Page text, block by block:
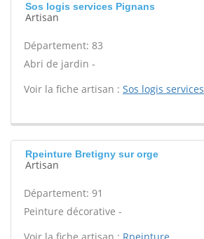
Sos logis services Pignans
Artisan
Département: 83
Abri de jardin -
Voir la fiche artisan : Sos logis services
Rpeinture Bretigny sur orge
Artisan
Département: 91
Peinture décorative -